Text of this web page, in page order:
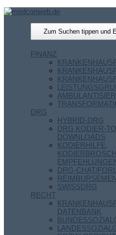
FINANZ
DRG
HYBRID-DRG
DRG KODIER-
DOWNLOADS
KODIERHILFE,
DRG-CHAT/
SWISSDRG
RECHT
DATENBANK